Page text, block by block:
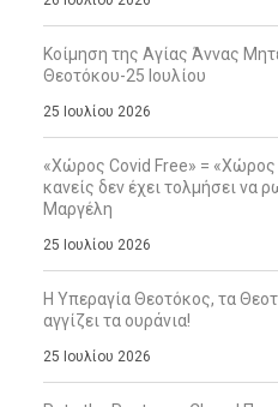
Κοίμηση της Αγίας Άννας
Θεοτόκου-25 Ιουλίου
25 Ιουλίου 2026
«Χώρος Covid Free» =
κανείς δεν έχει τολμήσει να
Μαργέλη
25 Ιουλίου 2026
Η Υπεραγία Θεοτόκος, τα
αγγίζει τα ουράνια!
25 Ιουλίου 2026